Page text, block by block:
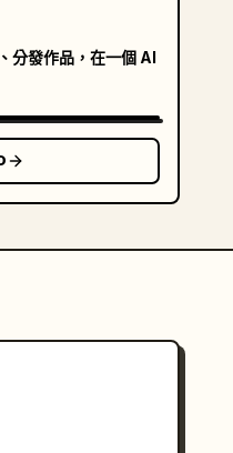
分發作品，在一個 AI